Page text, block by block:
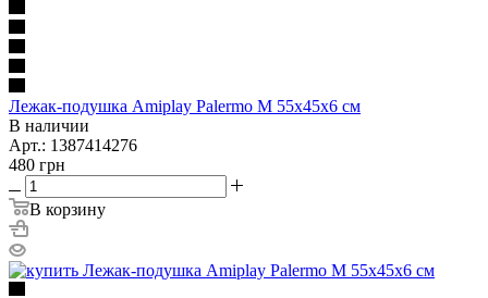
Лежак-подушка Amiplay Palermo M 55х45х6 см
В наличии
Арт.: 1387414276
480 грн
В корзину